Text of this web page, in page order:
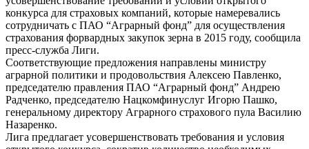
конкурса для страховых компаний, которые намеревались
сотрудничать с ПАО “Аграрный фонд” для осуществления
страхования форвардных закупок зерна в 2015 году, сообщила
пресс-служба Лиги.
Соответствующие предложения направлены министру
аграрной политики и продовольствия Алексею Павленко,
председателю правления ПАО “Аграрный фонд” Андрею
Радченко, председателю Нацкомфинуслуг Игорю Пашко,
генеральному директору Аграрного страхового пула Василию
Назаренко.
Лига предлагает усовершенствовать требования и условия